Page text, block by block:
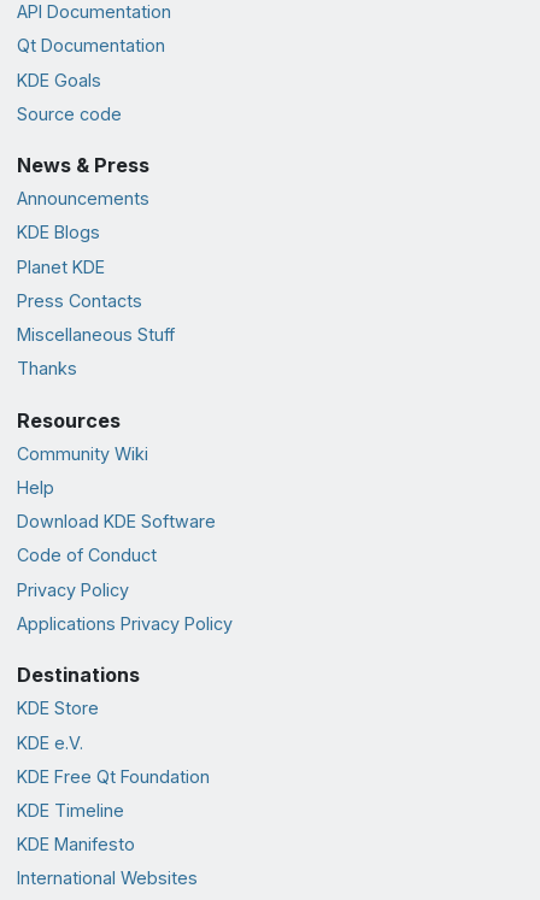
API Documentation
Qt Documentation
KDE Goals
Source code
News & Press
Announcements
KDE Blogs
Planet KDE
Press Contacts
Miscellaneous Stuff
Thanks
Resources
Community Wiki
Help
Download KDE Software
Code of Conduct
Privacy Policy
Applications Privacy Policy
Destinations
KDE Store
KDE e.V.
KDE Free Qt Foundation
KDE Timeline
KDE Manifesto
International Websites